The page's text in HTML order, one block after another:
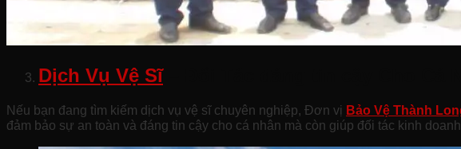
Dịch Vụ Vệ Sĩ– Đối Tác đáng tin cậy Cho Cá
Nếu bạn đang tìm kiếm dịch vụ vệ sĩ chuyên nghiệp, Đơn vị Bảo Vệ Thành
đảm bảo sự an toàn và đáng tin cậy cho cá nhân mà còn giúp đối tác kinh